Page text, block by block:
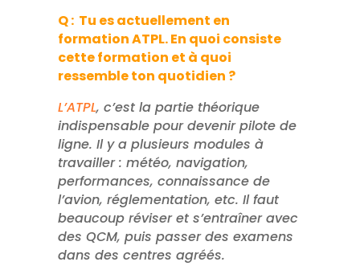
Q : Tu es actuellement en
formation ATPL. En quoi consiste
cette formation et à quoi
ressemble ton quotidien ?
L’ATPL, c’est la partie théorique
indispensable pour devenir pilote de
ligne. Il y a plusieurs modules à
travailler : météo, navigation,
performances, connaissance de
l’avion, réglementation, etc. Il faut
beaucoup réviser et s’entraîner avec
des QCM, puis passer des examens
dans des centres agréés.